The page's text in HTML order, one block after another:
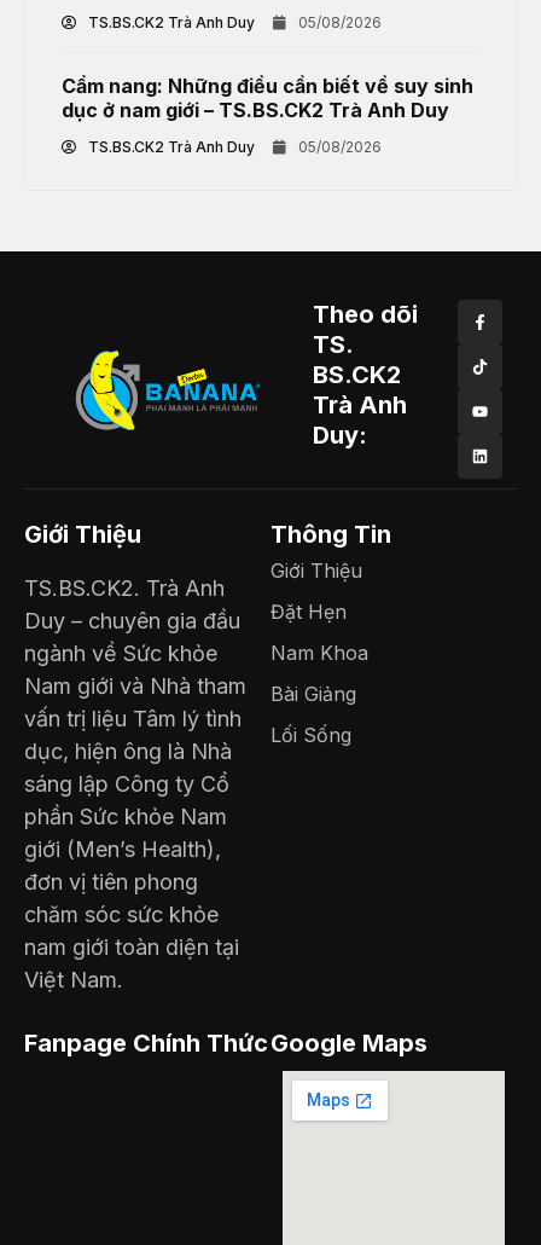
TS.BS.CK2 Trà Anh Duy 05/08/2026
Cẩm nang: Những điều cần biết về suy sinh
dục ở nam giới – TS.BS.CK2 Trà Anh Duy
TS.BS.CK2 Trà Anh Duy 05/08/2026
Theo dõi
TS.
BS.CK2
Trà Anh
Duy:
Giới Thiệu
TS.BS.CK2. Trà Anh
Duy – chuyên gia đầu
ngành về Sức khỏe
Nam giới và Nhà tham
vấn trị liệu Tâm lý tình
dục, hiện ông là Nhà
sáng lập Công ty Cổ
phần Sức khỏe Nam
giới (Men’s Health),
đơn vị tiên phong
chăm sóc sức khỏe
nam giới toàn diện tại
Việt Nam.
Thông Tin
Giới Thiệu
Đặt Hẹn
Nam Khoa
Bài Giảng
Lối Sống
Fanpage Chính ThứcGoogle Maps